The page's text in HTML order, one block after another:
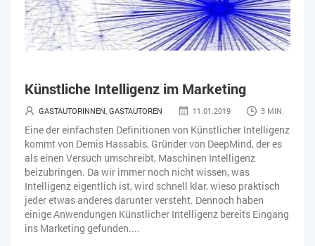
SOFTWARE-AS-A-SERVICE SOFTWAREENTWICKLUNG
SWONET TRANSPORTLOGISTIK / LAGER
TRENDKOMPASS 2025 TRENDKOMPASS 2026
USER EXPERIENCE WEBDESIGN WEB-SHOP
ZEITWIRTSCHAFT
Künstliche Intelligenz im Marketing
GASTAUTORINNEN, GASTAUTOREN 11.01.2019 3 MIN.
Eine der einfachsten Definitionen von Künstlicher Intelligenz
kommt von Demis Hassabis, Gründer von DeepMind, der es
als einen Versuch umschreibt, Maschinen Intelligenz
beizubringen. Da wir immer noch nicht wissen, was
Intelligenz eigentlich ist, wird schnell klar, wieso praktisch
jeder etwas anderes darunter versteht. Dennoch haben
einige Anwendungen Künstlicher Intelligenz bereits Eingang
ins Marketing gefunden....